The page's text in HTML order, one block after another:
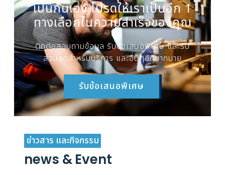
เป็นกันเอง โปรดให้เราเป็นอีก 1
ทางเลือกในความสำเร็จของคุณ
ติดต่อสอบถามข้อมูล รับข้อเสนอพิเศษ และรับ
ส่วนลดสำหรับบริการ และอื่นๆอีกมากมาย
รับข้อเสนอพิเศษ
ข่าวสาร และกิจกรรม
news & Event